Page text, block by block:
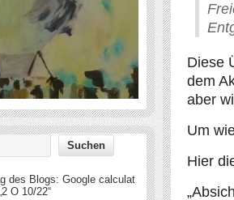
Diese
dem
aber
Um
Hier
des Blogs: Google calculat
O 10/22“